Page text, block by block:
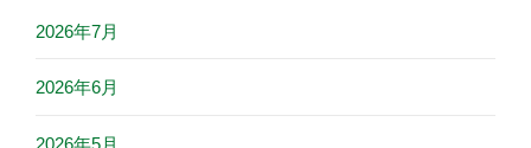
2026年7月
2026年6月
2026年5月